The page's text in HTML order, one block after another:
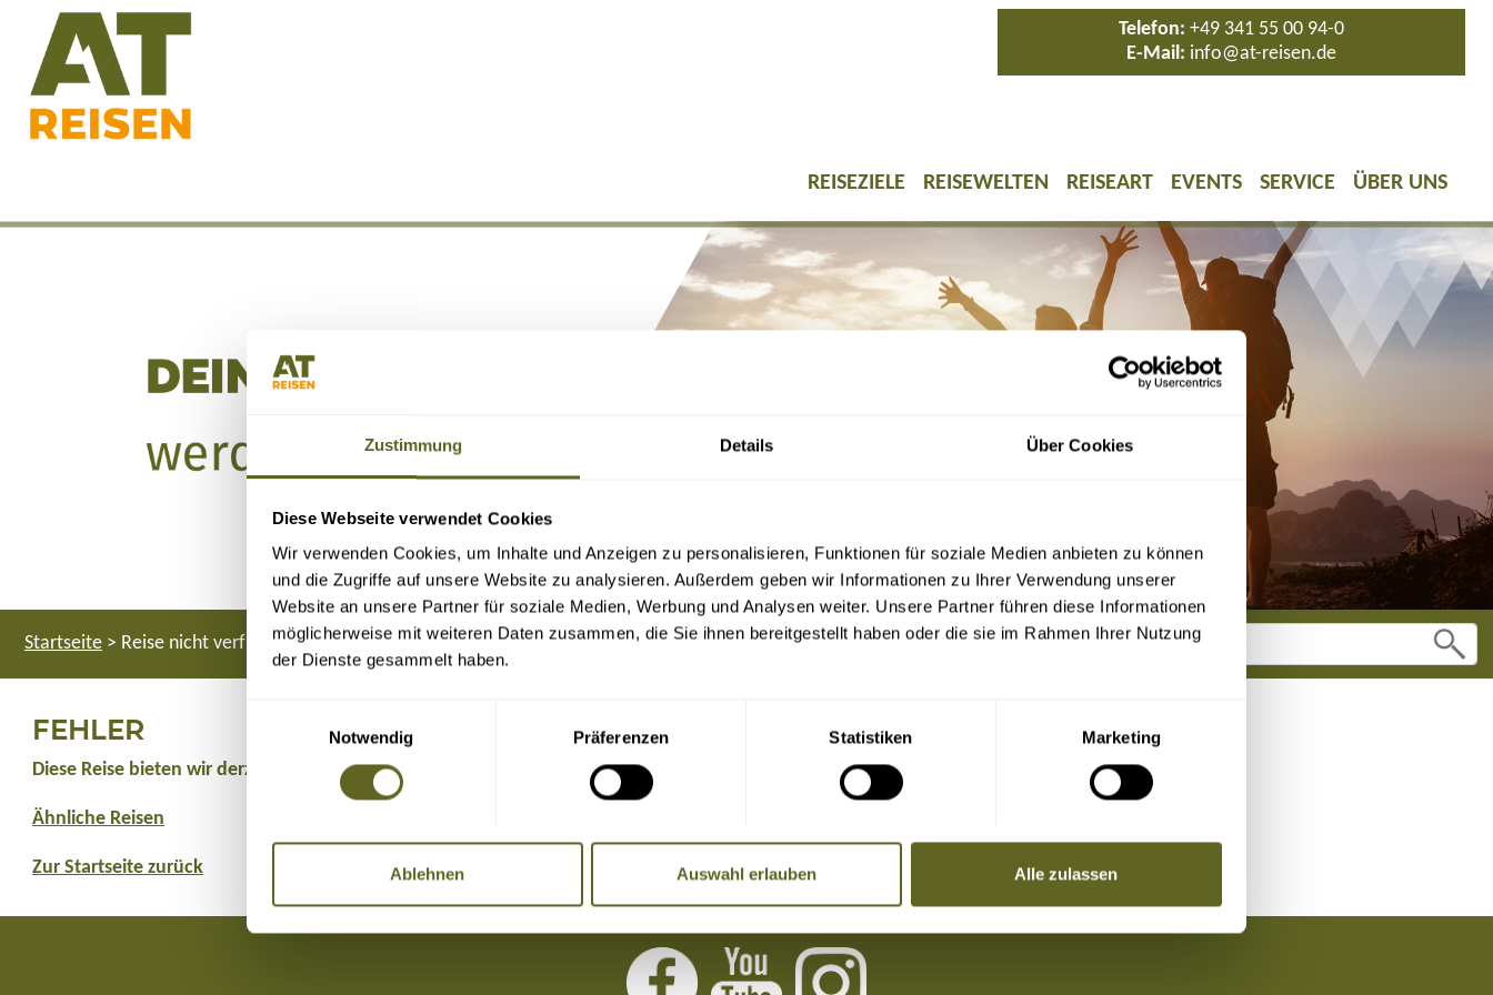
Zustimmung Details Über Cookies
Diese Webseite verwendet Cookies
Wir verwenden Cookies, um Inhalte und Anzeigen zu personalisieren, Funktionen für soziale Medien anbieten zu können
und die Zugriffe auf unsere Website zu analysieren. Außerdem geben wir Informationen zu Ihrer Verwendung unserer
Website an unsere Partner für soziale Medien, Werbung und Analysen weiter. Unsere Partner führen diese Informationen
möglicherweise mit weiteren Daten zusammen, die Sie ihnen bereitgestellt haben oder die sie im Rahmen Ihrer Nutzung
der Dienste gesammelt haben.
Notwendig
Präferenzen Statistiken Marketing
Ablehnen Auswahl erlauben Alle zulassen
Telefon: +49 341 55 00 94-0
E-Mail: info@at-reisen.de
REISEZIELE REISEWELTEN REISEART EVENTS SERVICE ÜBER UNS
Startseite > Reise nicht verfügbar
FEHLER
Diese Reise bieten wir derzeit nicht an.
Ähnliche Reisen
Zur Startseite zurück